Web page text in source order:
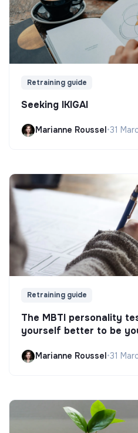
Retraining guide
Seeking IKIGAI
Marianne Roussel •31
Retraining guide
The MBTI personality
yourself better to be
Marianne Roussel•31